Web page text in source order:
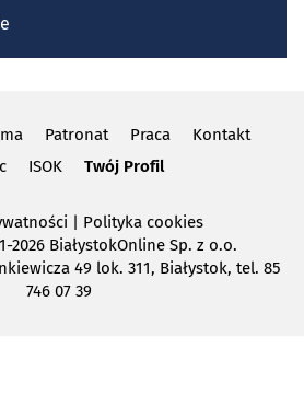
Patronat Praca
Kontakt
ISOK Twój Profil
| Polityka cookies
2026 BiałystokOnline Sp. z o.o.
49 lok. 311, Białystok, tel. 85
746 07 39